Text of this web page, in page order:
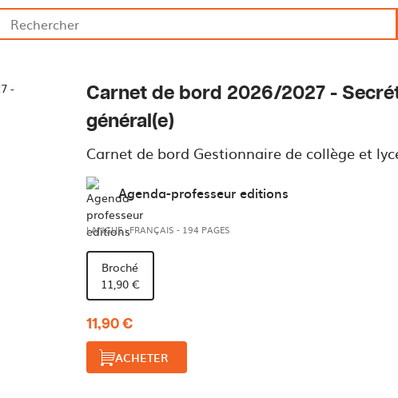
Carnet de bord 2026/2027 -
général(e)
Carnet de bord Gestionnaire de collège et
Agenda-professeur editions
LANGUE : FRANÇAIS - 194 PAGES
Broché
11,90 €
11,90 €
ACHETER